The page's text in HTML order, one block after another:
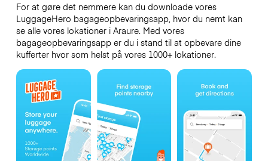
For at gøre det nemmere kan du downloade vores
LuggageHero bagageopbevaringsapp, hvor du nemt kan
se alle vores lokationer i Araure. Med vores
bagageopbevaringsapp er du i stand til at opbevare dine
kufferter hvor som helst på vores 1000+ lokationer.